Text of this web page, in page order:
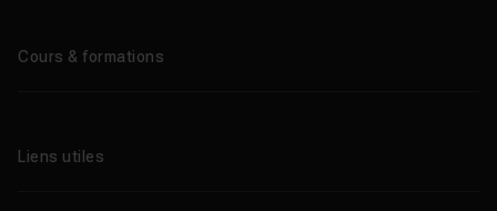
Cours & formations
Formations certifiantes
Liens utiles